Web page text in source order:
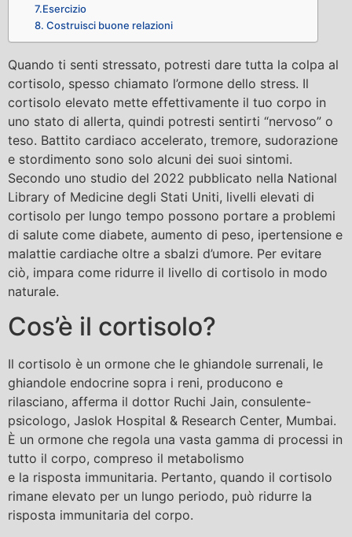
7.Esercizio
8. Costruisci buone relazioni
Quando ti senti stressato, potresti dare tutta la colpa al
cortisolo, spesso chiamato l’ormone dello stress. Il
cortisolo elevato mette effettivamente il tuo corpo in
uno stato di allerta, quindi potresti sentirti “nervoso” o
teso. Battito cardiaco accelerato, tremore, sudorazione
e stordimento sono solo alcuni dei suoi sintomi.
Secondo uno studio del 2022 pubblicato nella National
Library of Medicine degli Stati Uniti, livelli elevati di
cortisolo per lungo tempo possono portare a problemi
di salute come diabete, aumento di peso, ipertensione e
malattie cardiache oltre a sbalzi d’umore. Per evitare
ciò, impara come ridurre il livello di cortisolo in modo
naturale.
Cos’è il cortisolo?
Il cortisolo è un ormone che le ghiandole surrenali, le
ghiandole endocrine sopra i reni, producono e
rilasciano, afferma il dottor Ruchi Jain, consulente-
psicologo, Jaslok Hospital & Research Center, Mumbai.
È un ormone che regola una vasta gamma di processi in
tutto il corpo, compreso il metabolismo
e la risposta immunitaria. Pertanto, quando il cortisolo
rimane elevato per un lungo periodo, può ridurre la
risposta immunitaria del corpo.